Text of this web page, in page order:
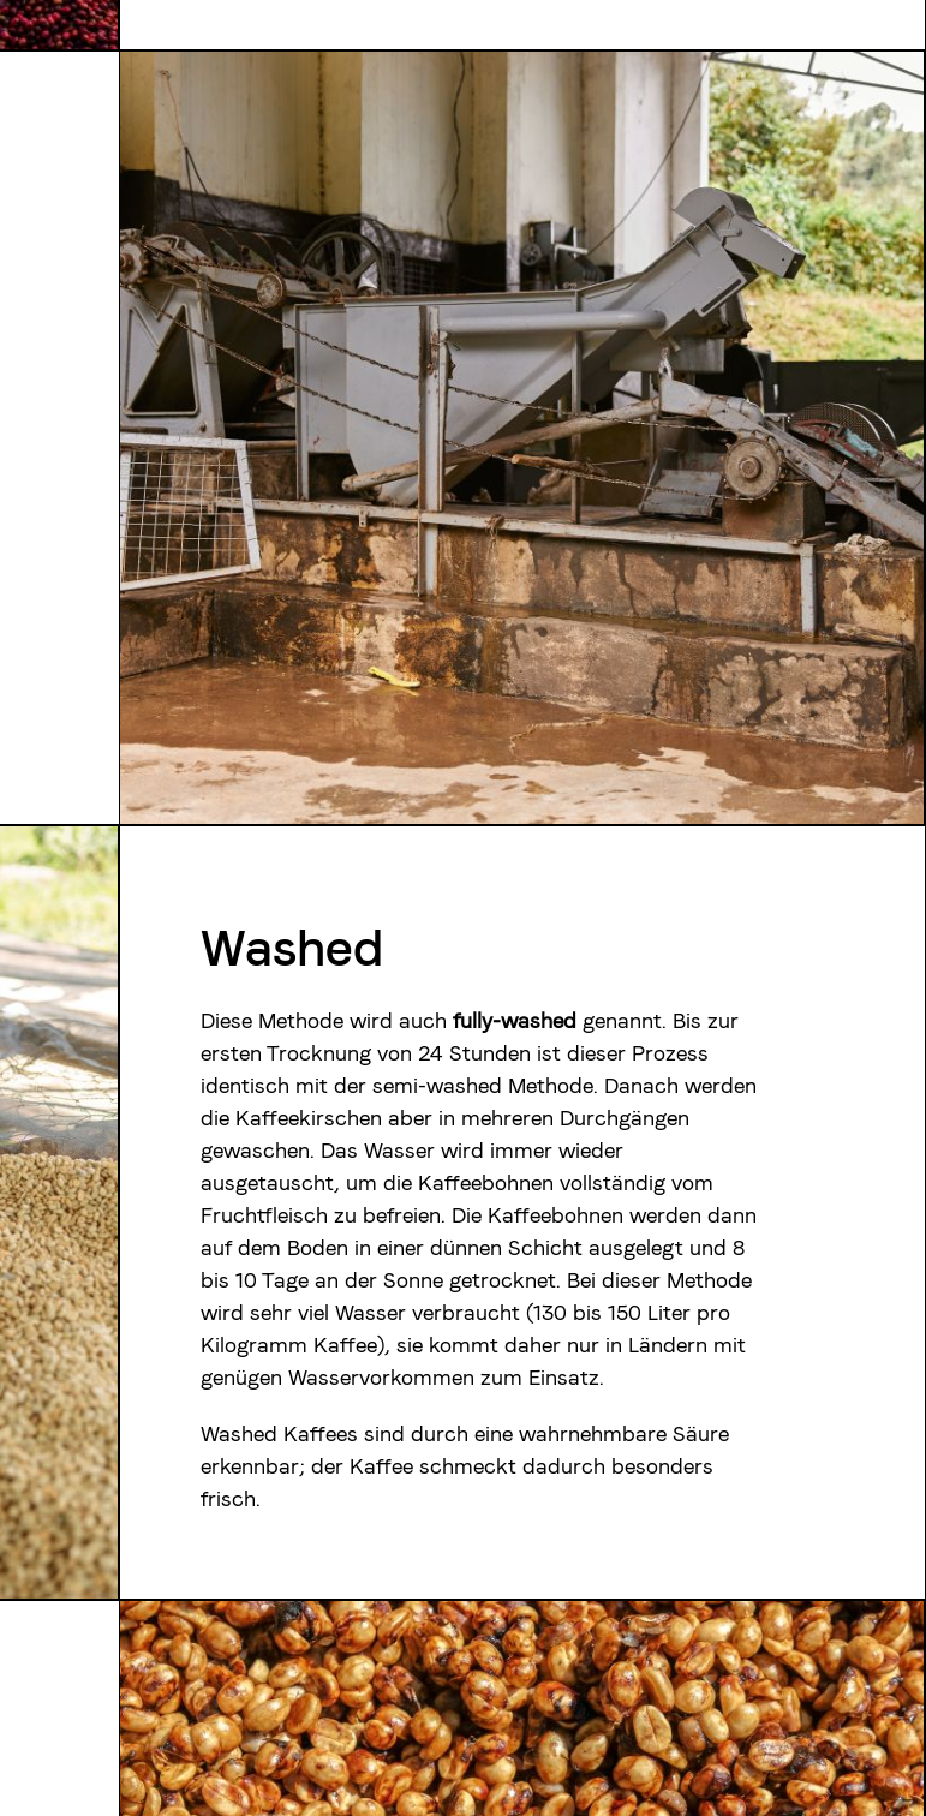
Washed
Diese Methode wird auch fully-washed genannt. Bis zur
ersten Trocknung von 24 Stunden ist dieser Prozess
identisch mit der semi-washed Methode. Danach werden
die Kaffeekirschen aber in mehreren Durchgängen
gewaschen. Das Wasser wird immer wieder
ausgetauscht, um die Kaffeebohnen vollständig vom
Fruchtfleisch zu befreien. Die Kaffeebohnen werden dann
auf dem Boden in einer dünnen Schicht ausgelegt und 8
bis 10 Tage an der Sonne getrocknet. Bei dieser Methode
wird sehr viel Wasser verbraucht (130 bis 150 Liter pro
Kilogramm Kaffee), sie kommt daher nur in Ländern mit
genügen Wasservorkommen zum Einsatz.
Washed Kaffees sind durch eine wahrnehmbare Säure
erkennbar; der Kaffee schmeckt dadurch besonders
frisch.